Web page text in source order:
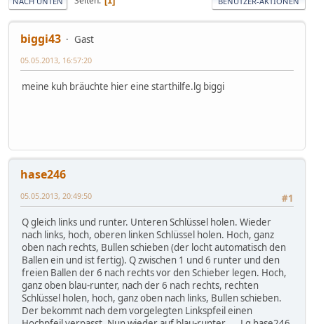
biggi43 Gast
05.05.2013, 16:57:20
meine kuh bräuchte hier eine starthilfe.lg biggi
hase246
#1
05.05.2013, 20:49:50
Q gleich links und runter. Unteren Schlüssel holen. Wieder
nach links, hoch, oberen linken Schlüssel holen. Hoch, ganz
oben nach rechts, Bullen schieben (der locht automatisch den
Ballen ein und ist fertig). Q zwischen 1 und 6 runter und den
freien Ballen der 6 nach rechts vor den Schieber legen. Hoch,
ganz oben blau-runter, nach der 6 nach rechts, rechten
Schlüssel holen, hoch, ganz oben nach links, Bullen schieben.
Der bekommt nach dem vorgelegten Linkspfeil einen